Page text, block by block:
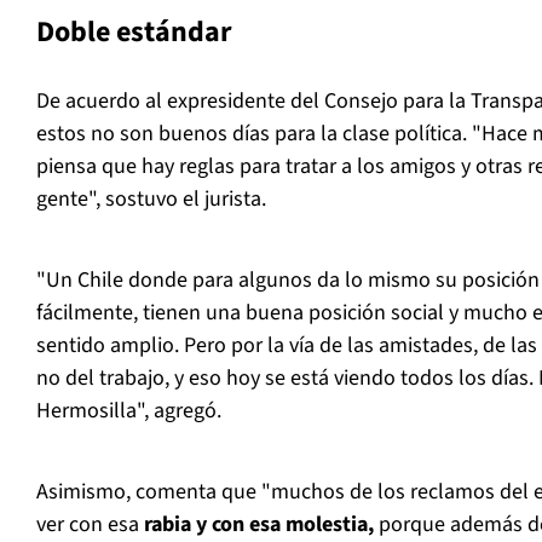
Doble estándar
De acuerdo al expresidente del Consejo para la
estos no son buenos días para la clase política.
piensa que hay reglas para tratar a los amigos y otras
gente", sostuvo el jurista.
"Un Chile donde para algunos da lo mismo su
fácilmente, tienen una buena posición social y mucho
sentido amplio. Pero por la vía de las amistades, de
no del trabajo, y eso hoy se está viendo todos los días.
Hermosilla", agregó.
Asimismo, comenta que "muchos de los reclamos del
ver con esa rabia y con esa molestia, porque además